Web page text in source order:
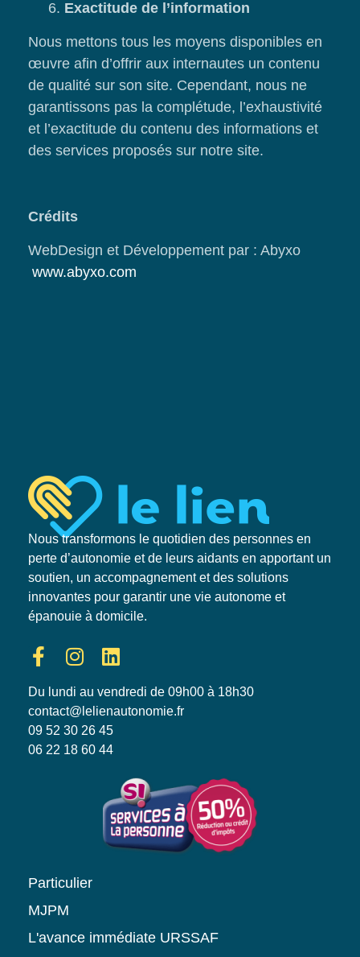
6. Exactitude de l’information
Nous mettons tous les moyens disponibles en
œuvre afin d’offrir aux internautes un contenu
de qualité sur son site. Cependant, nous ne
garantissons pas la complétude, l’exhaustivité
et l’exactitude du contenu des informations et
des services proposés sur notre site.
Crédits
WebDesign et Développement par : Abyxo
www.abyxo.com
Nous transformons le quotidien des personnes en
perte d’autonomie et de leurs aidants en apportant un
soutien, un accompagnement et des solutions
innovantes pour garantir une vie autonome et
épanouie à domicile.
Du lundi au vendredi de 09h00 à 18h30
contact@lelienautonomie.fr
09 52 30 26 45
06 22 18 60 44
Particulier
MJPM
L'avance immédiate URSSAF